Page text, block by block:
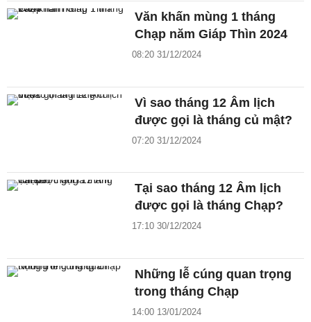
Văn khấn mùng 1 tháng
Chạp năm Giáp Thìn 2024
08:20 31/12/2024
Vì sao tháng 12 Âm lịch
được gọi là tháng củ mật?
07:20 31/12/2024
Tại sao tháng 12 Âm lịch
được gọi là tháng Chạp?
17:10 30/12/2024
Những lễ cúng quan trọng
trong tháng Chạp
14:00 13/01/2024